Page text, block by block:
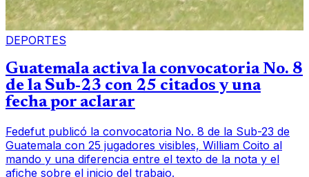
DEPORTES
Guatemala activa la convocatoria No. 8
de la Sub-23 con 25 citados y una
fecha por aclarar
Fedefut publicó la convocatoria No. 8 de la Sub-23 de
Guatemala con 25 jugadores visibles, William Coito al
mando y una diferencia entre el texto de la nota y el
afiche sobre el inicio del trabajo.